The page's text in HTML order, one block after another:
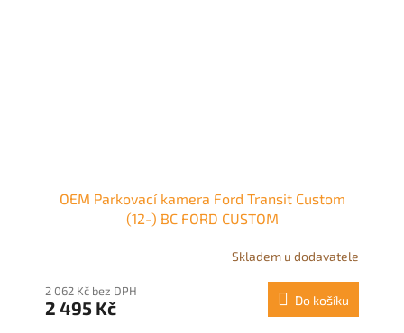
OEM Parkovací kamera Ford Transit Custom
(12-) BC FORD CUSTOM
Skladem u dodavatele
2 062 Kč bez DPH
2 495 Kč Do košíku